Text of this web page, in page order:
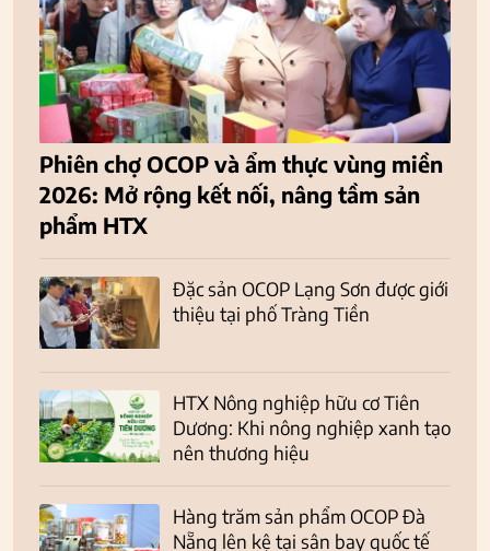
Phiên chợ OCOP và ẩm thực vùng miền
2026: Mở rộng kết nối, nâng tầm sản
phẩm HTX
Đặc sản OCOP Lạng Sơn được giới
thiệu tại phố Tràng Tiền
HTX Nông nghiệp hữu cơ Tiên
Dương: Khi nông nghiệp xanh tạo
nên thương hiệu
Hàng trăm sản phẩm OCOP Đà
Nẵng lên kệ tại sân bay quốc tế